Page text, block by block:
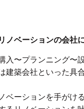
ノベーションの会社
入〜プランニング〜
建築会社といった具
ベーションを手がけ